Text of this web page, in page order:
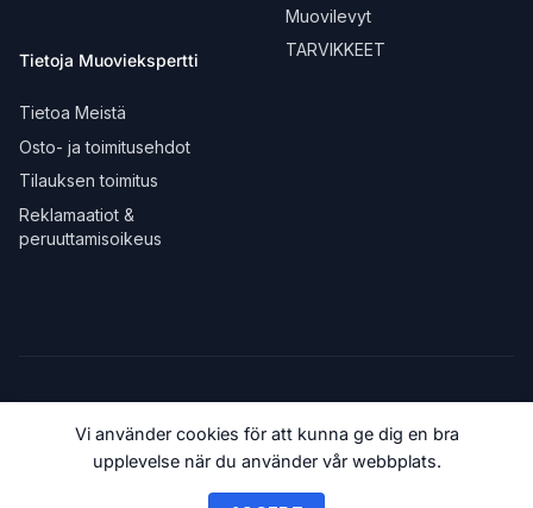
Tietoja Muoviekspertti
Tietoa Meistä
Osto- ja toimitusehdot
Tilauksen toimitus
Reklamaatiot &
peruuttamisoikeus
Muovilevyt
TARVIKKEET
© 2018-2026 Muoviekspertti.fi
Vi använder cookies för att kunna ge dig en bra
upplevelse när du använder vår webbplats.